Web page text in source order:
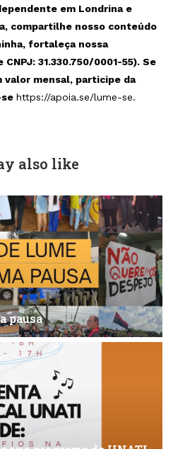
em Londrina e
compartilhe nosso conteúdo
fortaleça nossa
31.330.750/0001-55). Se
mensal, participe da
https://apoia.se/lume-se.
also like
pausa